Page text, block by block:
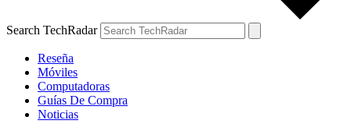
Search TechRadar
Reseña
Móviles
Computadoras
Guías De Compra
Noticias